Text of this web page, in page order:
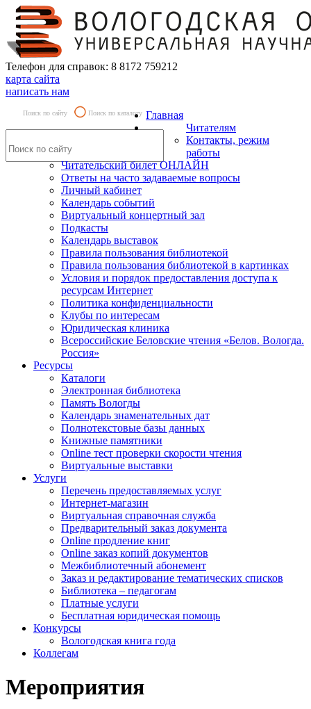
Телефон для справок: 8 8172 759212
карта сайта
написать нам
Поиск по сайту Поиск по каталогу Главная
Читателям
Контакты, режим
работы
Читательский билет ОНЛАЙН
Ответы на часто задаваемые вопросы
Личный кабинет
Календарь событий
Виртуальный концертный зал
Подкасты
Календарь выставок
Правила пользования библиотекой
Правила пользования библиотекой в картинках
Условия и порядок предоставления доступа к
ресурсам Интернет
Политика конфиденциальности
Клубы по интересам
Юридическая клиника
Всероссийские Беловские чтения «Белов. Вологда.
Россия»
Ресурсы
Каталоги
Электронная библиотека
Память Вологды
Календарь знаменательных дат
Полнотекстовые базы данных
Книжные памятники
Online тест проверки скорости чтения
Виртуальные выставки
Услуги
Перечень предоставляемых услуг
Интернет-магазин
Виртуальная справочная служба
Предварительный заказ документа
Online продление книг
Online заказ копий документов
Межбиблиотечный абонемент
Заказ и редактирование тематических списков
Библиотека – педагогам
Платные услуги
Бесплатная юридическая помощь
Конкурсы
Вологодская книга года
Коллегам
Мероприятия